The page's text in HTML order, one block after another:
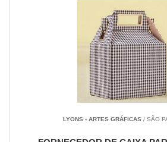
LYONS - ARTES GRÁFICAS/ SÃO